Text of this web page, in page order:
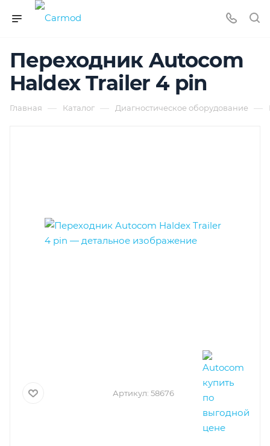
Переходник Autocom
Haldex Trailer 4 pin
Главная — Каталог — Диагностическое оборудование —
Артикул: 58676